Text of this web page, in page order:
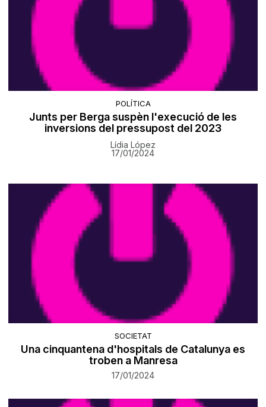
POLÍTICA
Junts per Berga suspèn l'execució de les
inversions del pressupost del 2023
Lídia López
17/01/2024
SOCIETAT
Una cinquantena d'hospitals de Catalunya es
troben a Manresa
17/01/2024